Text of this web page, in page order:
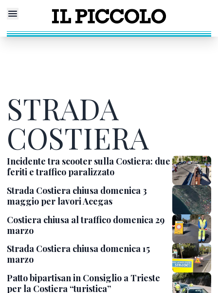
STRADA
COSTIERA
Incidente tra scooter sulla Costiera: due
feriti e traffico paralizzato
Strada Costiera chiusa domenica 3
maggio per lavori Acegas
Costiera chiusa al traffico domenica 29
marzo
Strada Costiera chiusa domenica 15
marzo
Patto bipartisan in Consiglio a Trieste
per la Costiera “turistica”